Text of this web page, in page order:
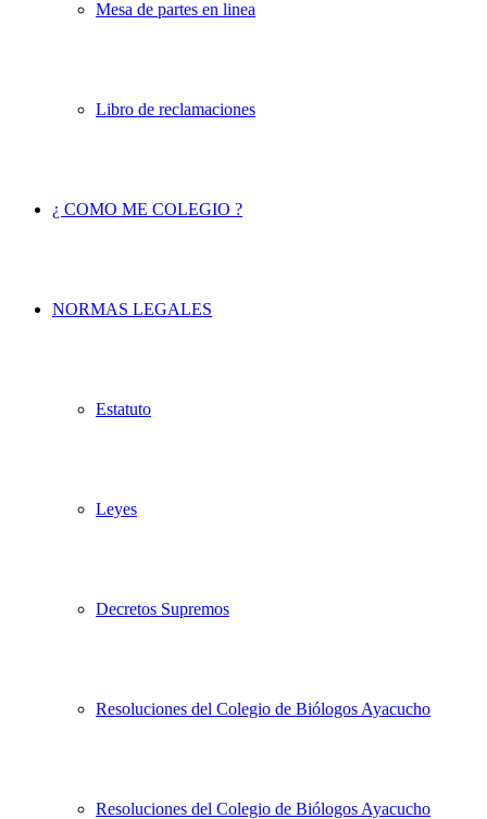
Mesa de partes en linea
Libro de reclamaciones
¿ COMO ME COLEGIO ?
NORMAS LEGALES
Estatuto
Leyes
Decretos Supremos
Resoluciones del Colegio de Biólogos Ayacucho
Resoluciones del Colegio de Biólogos Ayacucho